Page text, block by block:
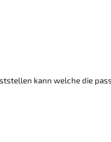
kann welche die